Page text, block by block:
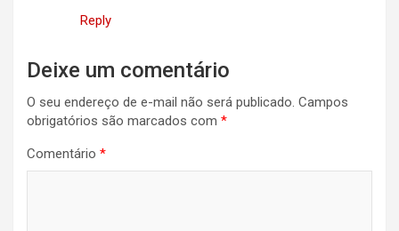
Reply
Deixe um comentário
O seu endereço de e-mail não será publicado. Campos
obrigatórios são marcados com *
Comentário *